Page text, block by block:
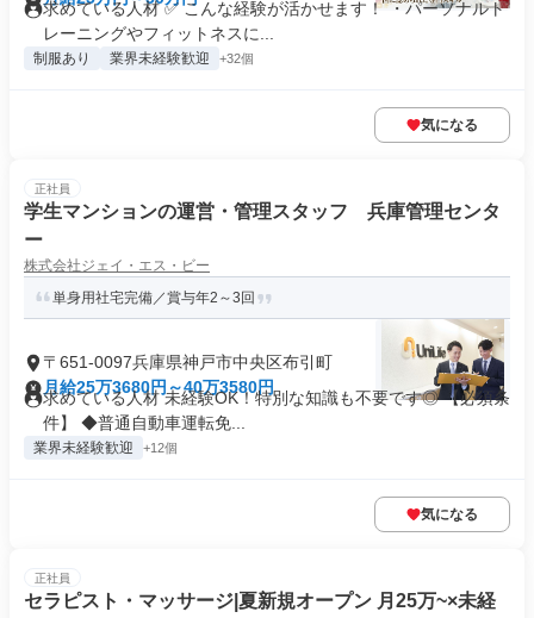
求めている人材 ✅ こんな経験が活かせます！ ・パーソナルト
レーニングやフィットネスに...
制服あり 業界未経験歓迎 +32個
気になる
正社員
学生マンションの運営・管理スタッフ 兵庫管理センタ
ー
株式会社ジェイ・エス・ビー
単身用社宅完備／賞与年2～3回
〒651-0097兵庫県神戸市中央区布引町
月給25万3680円～40万3580円
求めている人材 未経験OK！特別な知識も不要です◎ 【必須条
件】 ◆普通自動車運転免...
業界未経験歓迎 +12個
気になる
正社員
セラピスト・マッサージ|夏新規オープン 月25万~×未経